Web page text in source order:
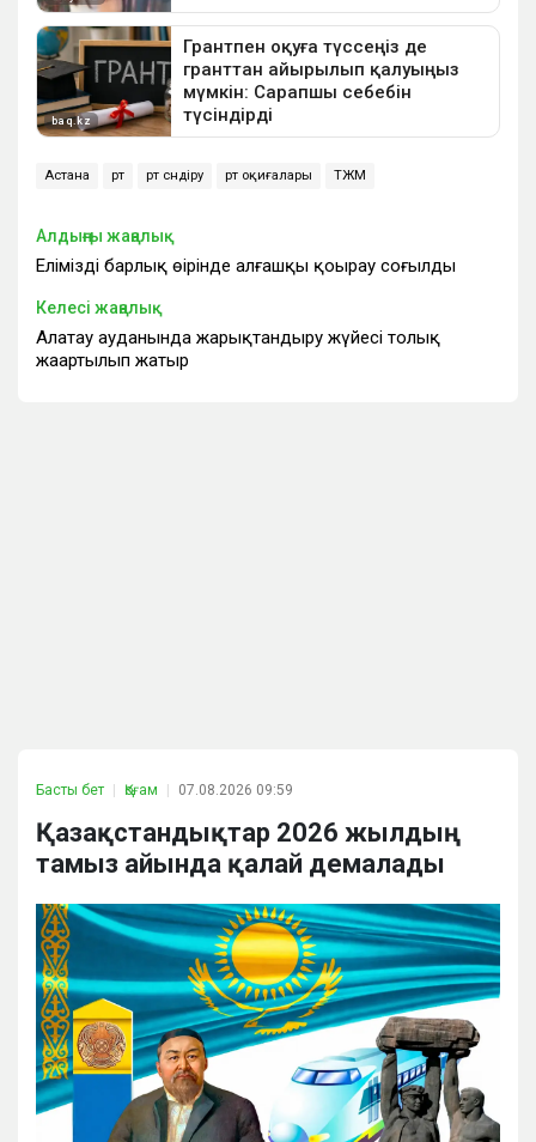
Астана өрт өрт сөндіру өрт оқиғалары ТЖМ
Алдыңғы жаңалық
Еліміздің барлық өңірінде алғашқы қоңырау соғылды
Келесі жаңалық
Алатау ауданында жарықтандыру жүйесі толық
жаңартылып жатыр
Басты бет Қоғам 07.08.2026 09:59
Қазақстандықтар 2026 жылдың
тамыз айында қалай демалады